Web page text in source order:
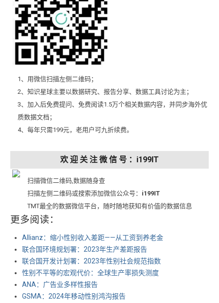
1、用微信扫描左侧二维码；
2、知识星球主要以数据研究、报告分享、数据工具讨论为主；
3、加入后免费提问、免费阅读1.5万个相关数据内容，并同步海外优
质数据文档；
4、每年只需199元，老用户可九折续费。
欢 迎 关 注 微 信 号 ：i199IT
扫描微信二维码,数据随身查
扫描左侧二维码或搜索添加微信公众号： i199IT
TMT最全的数据微信平台，随时随地获知有价值的数据信息
更多阅读：
Allianz：缩小性别收入差距——从工资到养老金
联合国环境规划署：2023年生产差距报告
联合国开发计划署：2023年性别社会规范指数
性别不平等的宏观代价：全球生产率损失测度
ANA：广告业多样性报告
GSMA：2024年移动性别鸿沟报告